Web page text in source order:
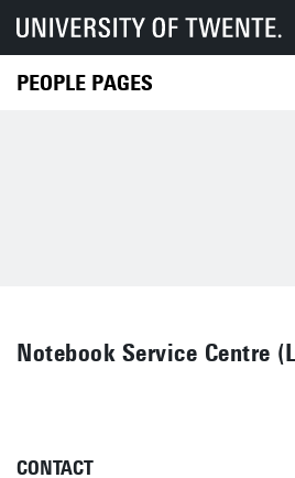
PEOPLE PAGES
Notebook Service Centre
CONTACT